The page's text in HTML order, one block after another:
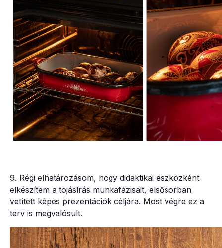
9. Régi elhatározásom, hogy didaktikai eszközként
elkészítem a tojásírás munkafázisait, elsősorban
vetített képes prezentációk céljára. Most végre ez a
terv is megvalósult.